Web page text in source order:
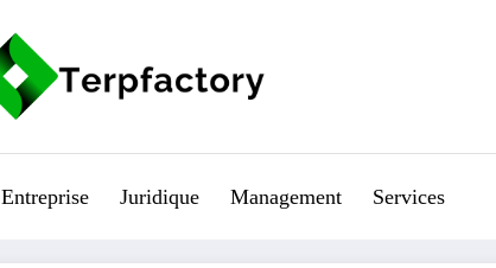
Entreprise Juridique Management Services